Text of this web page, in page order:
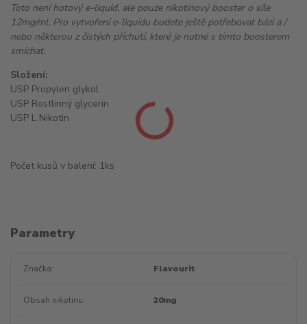
Toto není hotový e-liquid, ale pouze nikotinový booster o síle
12mg/ml. Pro vytvoření e-liquidu budete ještě potřebovat bázi a /
nebo některou z čistých příchutí, které je nutné s tímto boosterem
smíchat.
Složení:
USP Propylen glykol
USP Rostlinný glycerin
USP L Nikotin
Počet kusů v balení: 1ks
Parametry
Značka Flavourit
Obsah nikotinu 20mg